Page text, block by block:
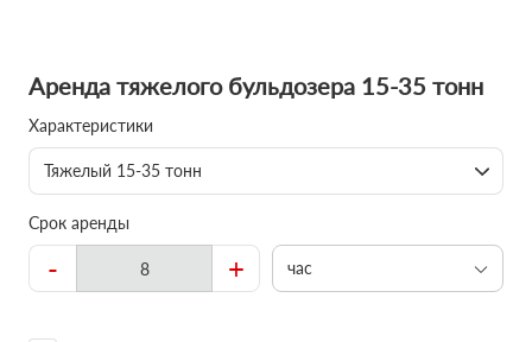
Аренда тяжелого бульдозера 15-35 тонн
Характеристики
Тяжелый 15-35 тонн
Срок аренды
- + час